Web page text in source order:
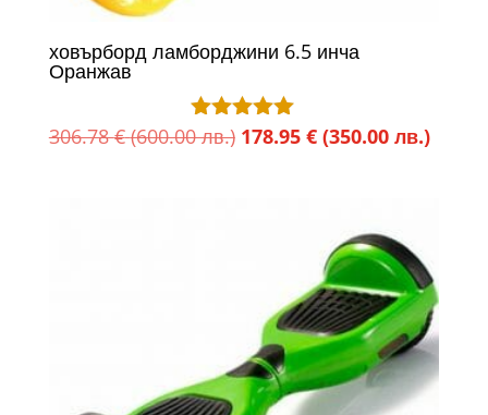
ховърборд ламборджини 6.5 инча
Оранжав
Оценено с
306.78€ (600.00 лв.) Original
178.95 € (350.00 лв.)
лв.).